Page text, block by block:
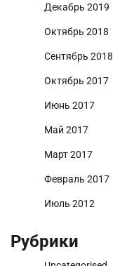
Декабрь 2019
Октябрь 2018
Сентябрь 2018
Октябрь 2017
Июнь 2017
Май 2017
Март 2017
Февраль 2017
Июль 2012
Рубрики